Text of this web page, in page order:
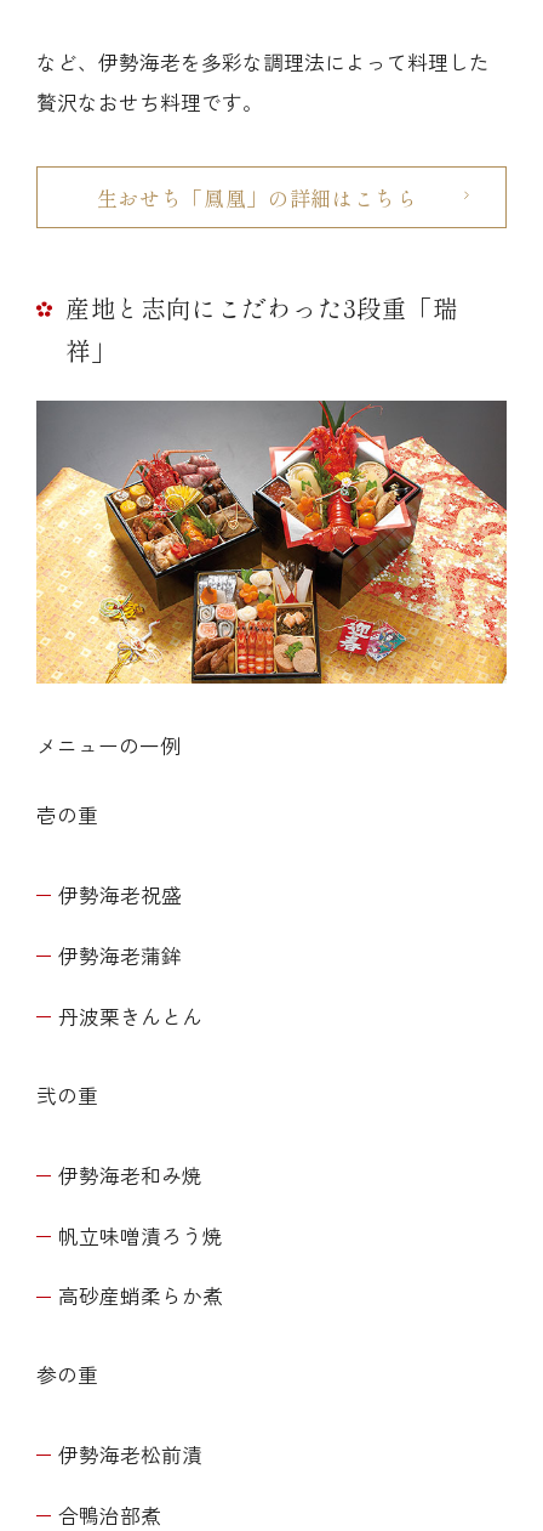
など、伊勢海老を多彩な調理法によって料理した
贅沢なおせち料理です。
生おせち「鳳凰」の詳細はこちら
産地と志向にこだわった3段重「瑞
祥」
メニューの一例
壱の重
伊勢海老祝盛
伊勢海老蒲鉾
丹波栗きんとん
弐の重
伊勢海老和み焼
帆立味噌漬ろう焼
高砂産蛸柔らか煮
参の重
伊勢海老松前漬
合鴨治部煮